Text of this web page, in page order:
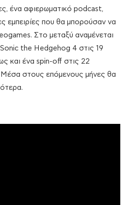
ένα αφιερωματικό podcast,
εμπειρίες που θα μπορούσαν να
Στο μεταξύ αναμένεται
Sonic the Hedgehog 4 στις 19
και ένα spin-off στις 22
στους επόμενους μήνες θα